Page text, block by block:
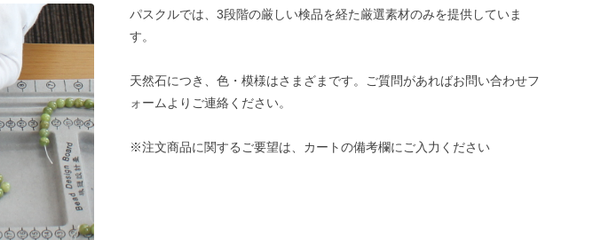
パスクルでは、3段階の厳しい検品を経た厳選素材のみを提供していま
す。
天然石につき、色・模様はさまざまです。ご質問があればお問い合わせフ
ォームよりご連絡ください。
※注文商品に関するご要望は、カートの備考欄にご入力ください